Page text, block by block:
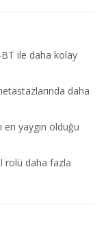
BT ile daha kolay
daha
en yaygın olduğu
rolü daha fazla